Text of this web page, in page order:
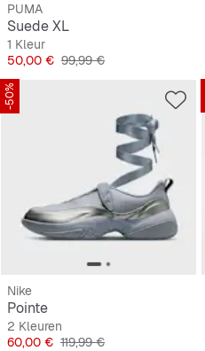
PUMA
Suede XL
1 Kleur
Prijs
50,00 € Originele Prijs
99,99 €
-50%
Nike
Pointe
2 Kleuren
Prijs
60,00 € Originele Prijs
119,99 €